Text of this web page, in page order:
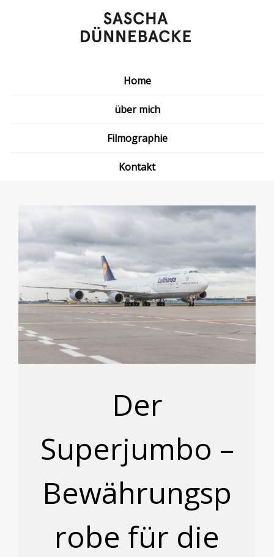
Home
über mich
Filmographie
Kontakt
Der
Superjumbo –
Bewährungsp
robe für die